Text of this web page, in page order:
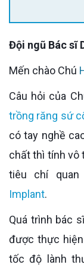
Đội ngũ Bác sĩ
Mến chào Chú
Câu hỏi của
trồng răng sứ
có tay nghề
chất thì tính vô
tiêu chí
Implant.
Quá trình bác sĩ đặt trụ Implant vào xương hàm nếu
được thực
tốc độ lành